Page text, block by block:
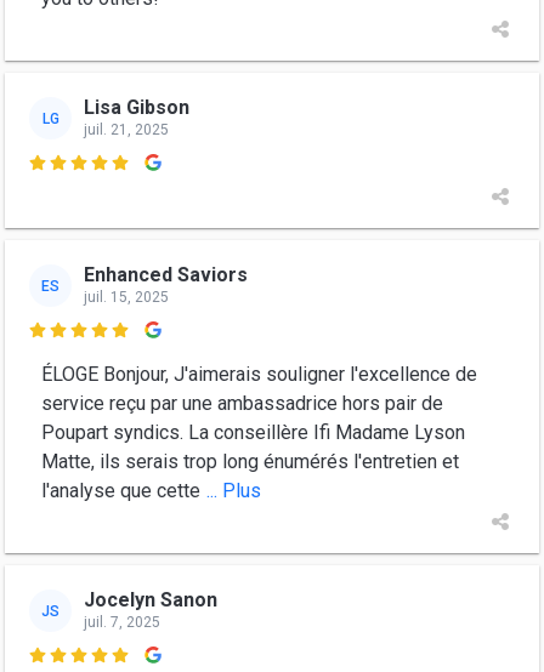
LG Lisa Gibson
juil. 21, 2025

ES Enhanced Saviors
juil. 15, 2025

ÉLOGE Bonjour, J'aimerais souligner l'excellence de
service reçu par une ambassadrice hors pair de
Poupart syndics. La conseillère Ifi Madame Lyson
Matte, ils serais trop long énumérés l'entretien et
l'analyse que cette ... Plus
JS Jocelyn Sanon
juil. 7, 2025
